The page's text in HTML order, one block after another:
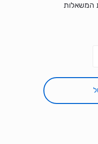
המשאלות